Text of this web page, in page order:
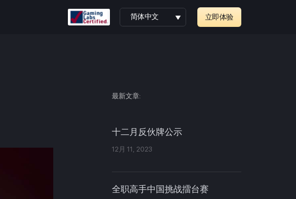
简体中文 立即体验
最新文章:
十二月反伙牌公示
12月 11, 2023
全职高手中国挑战擂台赛